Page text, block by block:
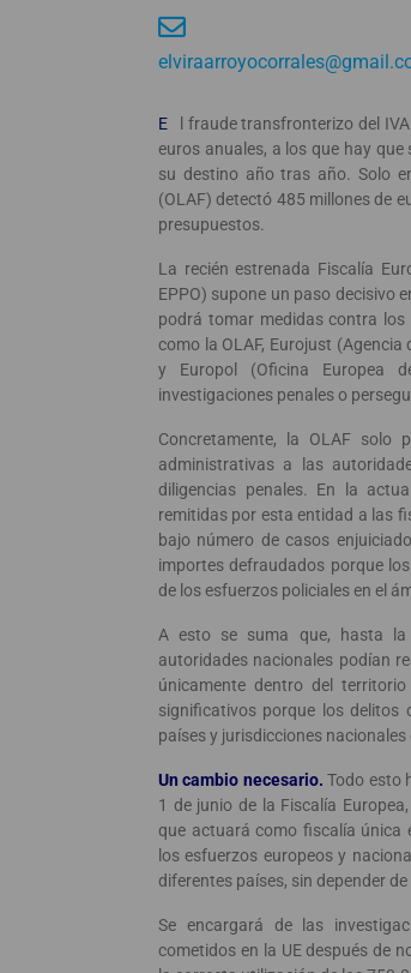
E
l fraude transfronterizo del
euros anuales, a los que hay
su destino año tras año. Solo
(OLAF) detectó 485 millones de
presupuestos.
La recién estrenada Fiscalía
EPPO) supone un paso decisivo
podrá tomar medidas contra
como la OLAF, Eurojust
y Europol (Oficina Europea
investigaciones penales o
Concretamente, la OLAF solo
administrativas a las
diligencias penales. En la
remitidas por esta entidad a las
bajo número de casos
importes defraudados porque
de los esfuerzos policiales en el
A esto se suma que, hasta
autoridades nacionales podían
únicamente dentro del
significativos porque los delitos
países y jurisdicciones nacionales
Un cambio necesario. Todo esto
1 de junio de la Fiscalía
que actuará como fiscalía única
los esfuerzos europeos y
diferentes países, sin depender
Se encargará de las
cometidos en la UE después de